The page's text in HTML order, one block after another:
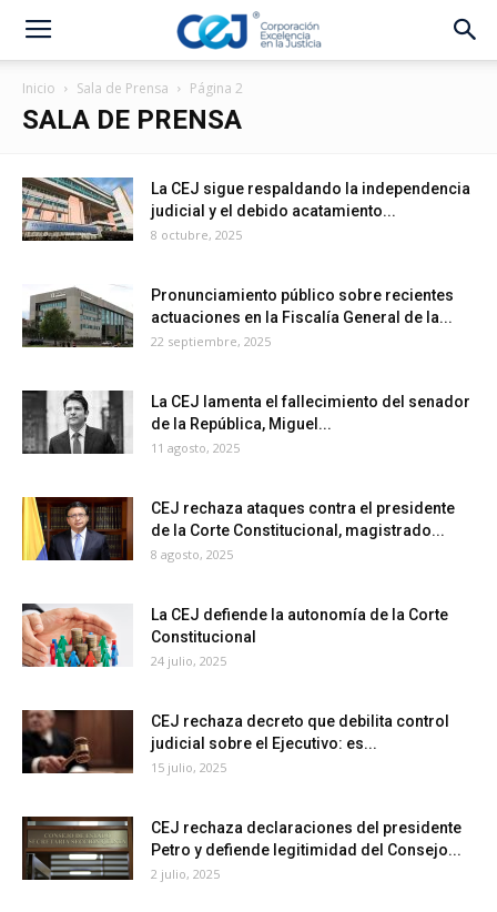
Inicio Sala de Prensa Página 2
SALA DE PRENSA
La CEJ sigue respaldando la independencia
judicial y el debido acatamiento...
8 octubre, 2025
Pronunciamiento público sobre recientes
actuaciones en la Fiscalía General de la...
22 septiembre, 2025
La CEJ lamenta el fallecimiento del senador
de la República, Miguel...
11 agosto, 2025
CEJ rechaza ataques contra el presidente
de la Corte Constitucional, magistrado...
8 agosto, 2025
La CEJ defiende la autonomía de la Corte
Constitucional
24 julio, 2025
CEJ rechaza decreto que debilita control
judicial sobre el Ejecutivo: es...
15 julio, 2025
CEJ rechaza declaraciones del presidente
Petro y defiende legitimidad del Consejo...
2 julio, 2025